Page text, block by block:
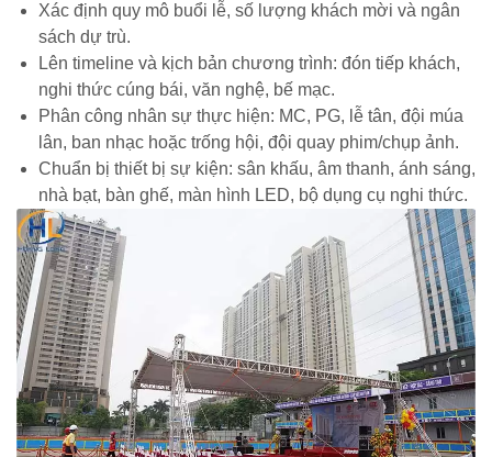
Xác định quy mô buổi lễ, số lượng khách mời và ngân
sách dự trù.
Lên timeline và kịch bản chương trình: đón tiếp khách,
nghi thức cúng bái, văn nghệ, bế mạc.
Phân công nhân sự thực hiện: MC, PG, lễ tân, đội múa
lân, ban nhạc hoặc trống hội, đội quay phim/chụp ảnh.
Chuẩn bị thiết bị sự kiện: sân khấu, âm thanh, ánh sáng,
nhà bạt, bàn ghế, màn hình LED, bộ dụng cụ nghi thức.